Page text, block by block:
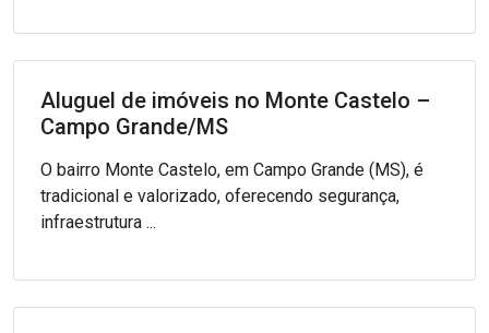
Aluguel de imóveis no Monte Castelo –
Campo Grande/MS
O bairro Monte Castelo, em Campo Grande (MS), é
tradicional e valorizado, oferecendo segurança,
infraestrutura ...